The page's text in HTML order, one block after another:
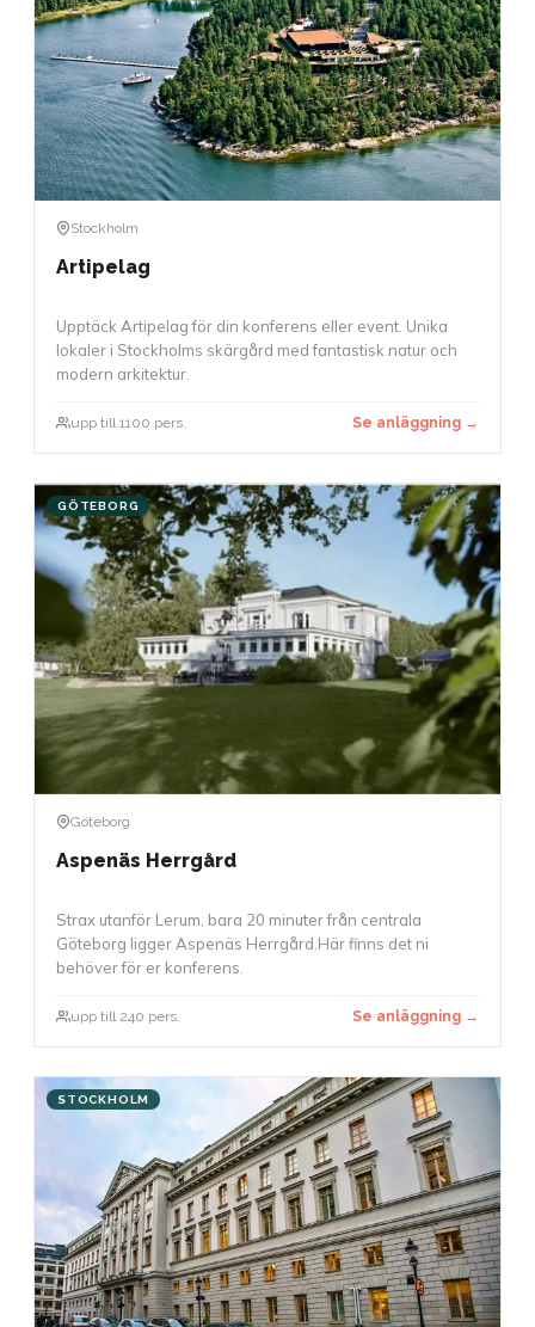
Stockholm
Artipelag
Upptäck Artipelag för din konferens eller event. Unika
lokaler i Stockholms skärgård med fantastisk natur och
modern arkitektur.
upp till 1100 pers. Se anläggning →
GÖTEBORG
Göteborg
Aspenäs Herrgård
Strax utanför Lerum, bara 20 minuter från centrala
Göteborg ligger Aspenäs Herrgård.Här finns det ni
behöver för er konferens.
upp till 240 pers. Se anläggning →
STOCKHOLM